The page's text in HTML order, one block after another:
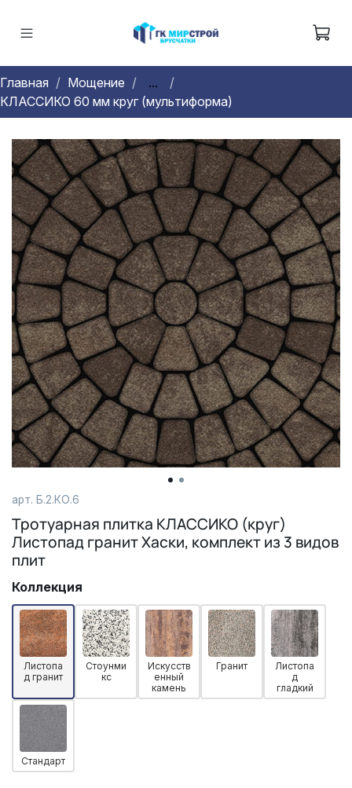
Главная Мощение
...
КЛАССИКО 60 мм круг (мультиформа)
арт. Б.2.КО.6
Тротуарная плитка КЛАССИКО (круг)
Листопад гранит Хаски, комплект из 3 видов
плит
Коллекция
Листопа
д гранит
Стоунми
кс
Искусств
енный
камень
Гранит
Листопа
д
гладкий
Стандарт